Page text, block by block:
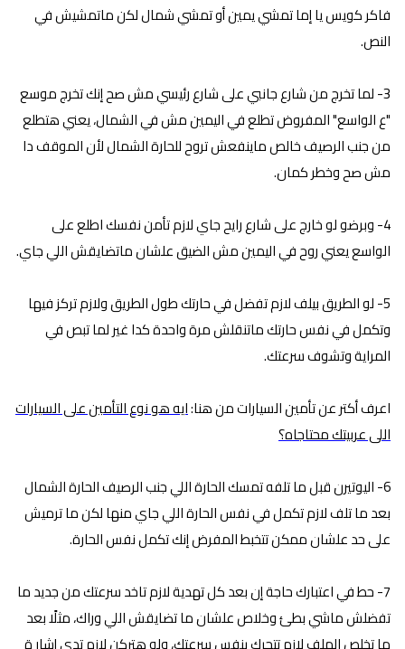
فاكر كويس يا إما تمشي يمين أو تمشي شمال لكن ماتمشيش في
النص.
3- لما تخرج من شارع جانبي على شارع رئيسي مش صح إنك تخرج موسع
"ع الواسع" المفروض تطلع في اليمين مش في الشمال، يعني هتطلع
من جنب الرصيف خالص ماينفعش تروح للحارة الشمال لأن الموقف دا
مش صح وخطر كمان.
4- وبرضو لو خارج على شارع رايح جاي لازم تأمن نفسك اطلع على
الواسع يعني روح في اليمين مش الضيق علشان ماتضايقش اللي جاي.
5- لو الطريق بيلف لازم تفضل في حارتك طول الطريق ولازم تركز فيها
وتكمل في نفس حارتك ماتنقلش مرة واحدة كدا غير لما تبص في
المراية وتشوف سرعتك.
اعرف أكتر عن تأمين السيارات من هنا:ايه هو نوع التأمين على السيارات
اللى عربيتك محتاجاه؟
6- اليوتيرن قبل ما تلفه تمسك الحارة اللي جنب الرصيف الحارة الشمال
بعد ما تلف لازم تكمل في نفس الحارة اللي جاي منها لكن ما ترميش
على حد علشان ممكن تتخبط المفرض إنك تكمل نفس الحارة.
7- حط في اعتبارك حاجة إن بعد كل تهدية لازم تاخد سرعتك من جديد ما
تفضلش ماشي بطئ وخلاص علشان ما تضايقش اللي وراك، مثلًا بعد